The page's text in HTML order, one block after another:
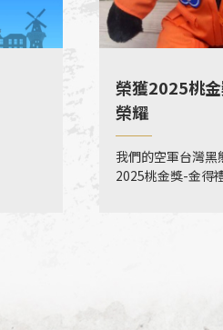
榮獲2025桃
榮耀
我們的空軍台灣黑
2025桃金獎-金得